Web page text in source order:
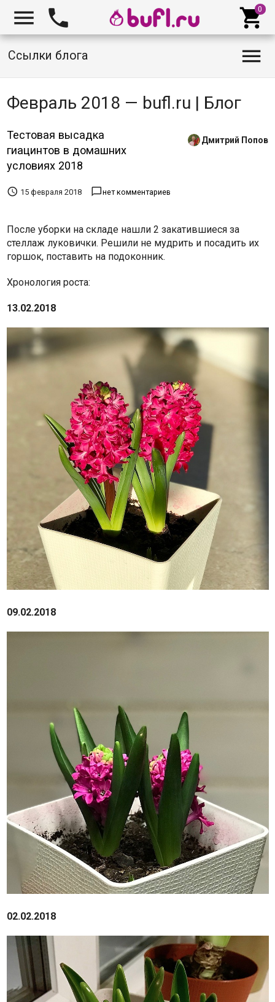
  
Ссылки блога 
Февраль 2018 — bufl.ru | Блог
Тестовая высадка
гиацинтов в домашних
условиях 2018
Дмитрий Попов
 15 февраля 2018 нет комментариев
После уборки на складе нашли 2 закатившиеся за
стеллаж луковички. Решили не мудрить и посадить их
горшок, поставить на подоконник.
Хронология роста:
13.02.2018
09.02.2018
02.02.2018